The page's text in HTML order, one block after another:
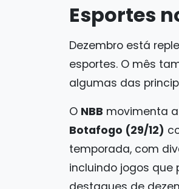
Esportes
Dezembro está
esportes. O mês
algumas das
O NBB movimenta
Botafogo (29/12)
temporada, com
incluindo jogos que